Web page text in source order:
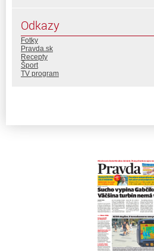
Odkazy
Fotky
Pravda.sk
Recepty
Šport
TV program